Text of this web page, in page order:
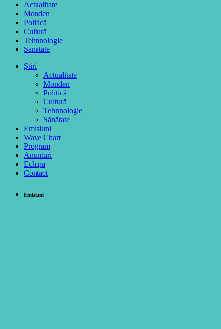
Actualitate
Monden
Politică
Cultură
Tehnnologie
Sănătate
Ştiri
Actualitate
Monden
Politică
Cultură
Tehnnologie
Sănătate
Emisiuni
Wave Chart
Program
Anunturi
Echipa
Contact
Emisiuni